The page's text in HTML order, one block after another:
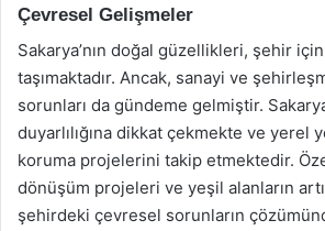
Çevresel Gelişmeler
Sakarya’nın doğal güzellikleri, şehir
taşımaktadır. Ancak, sanayi ve
sorunları da gündeme gelmiştir.
duyarlılığına dikkat çekmekte ve yerel
koruma projelerini takip etmektedir.
dönüşüm projeleri ve yeşil alanların
şehirdeki çevresel sorunların